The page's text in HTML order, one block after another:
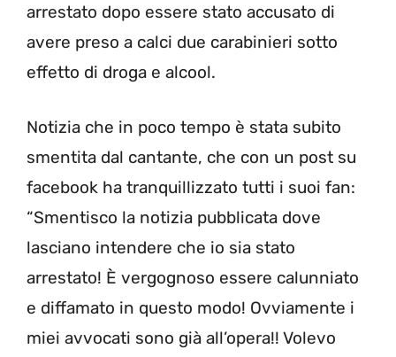
arrestato dopo essere stato accusato di
avere preso a calci due carabinieri sotto
effetto di droga e alcool.
Notizia che in poco tempo è stata subito
smentita dal cantante, che con un post su
facebook ha tranquillizzato tutti i suoi fan:
“Smentisco la notizia pubblicata dove
lasciano intendere che io sia stato
arrestato! È vergognoso essere calunniato
e diffamato in questo modo! Ovviamente i
miei avvocati sono già all’opera!! Volevo